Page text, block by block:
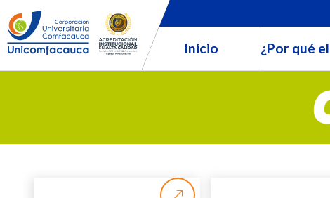
Inicio ¿Por qué